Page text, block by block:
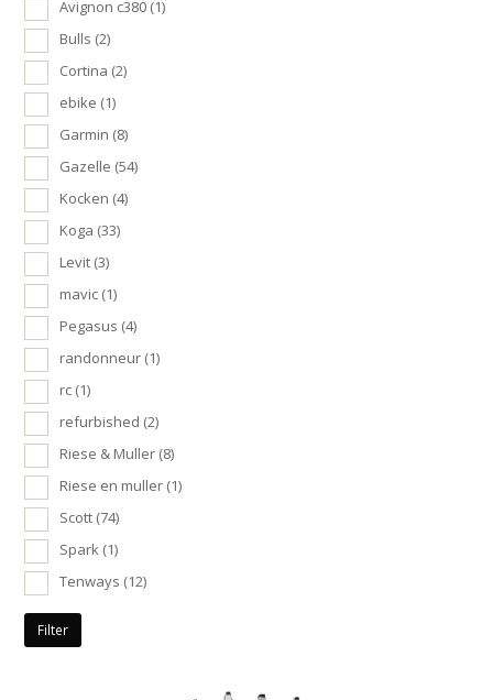
Avignon c380 (1)
Bulls (2)
Cortina (2)
ebike (1)
Garmin (8)
Gazelle (54)
Kocken (4)
Koga (33)
Levit (3)
mavic (1)
Pegasus (4)
randonneur (1)
rc (1)
refurbished (2)
Riese & Muller (8)
Riese en muller (1)
Scott (74)
Spark (1)
Tenways (12)
Filter